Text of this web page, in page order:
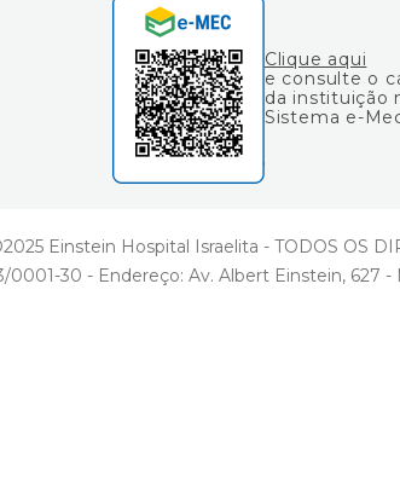
Clique aqui
e consulte o
da instituição
Sistema e-
Einstein Hospital Israelita - TODOS OS
0001-30 - Endereço: Av. Albert Einstein, 627